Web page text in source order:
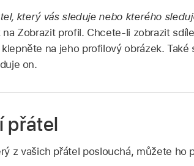
který vás sleduje nebo kterého
Zobrazit profil. Chcete‑li zobrazit
na jeho profilový obrázek.
on.
přátel
z vašich přátel poslouchá, můžete ho